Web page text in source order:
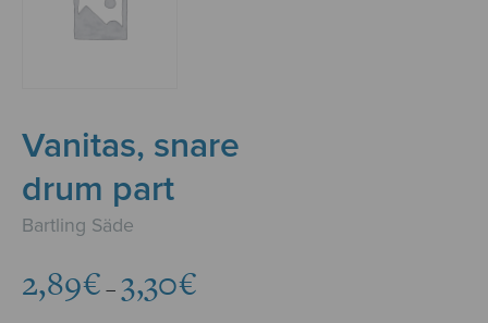
Vanitas, snare
drum part
Bartling Säde
2,89€ – 3,30€